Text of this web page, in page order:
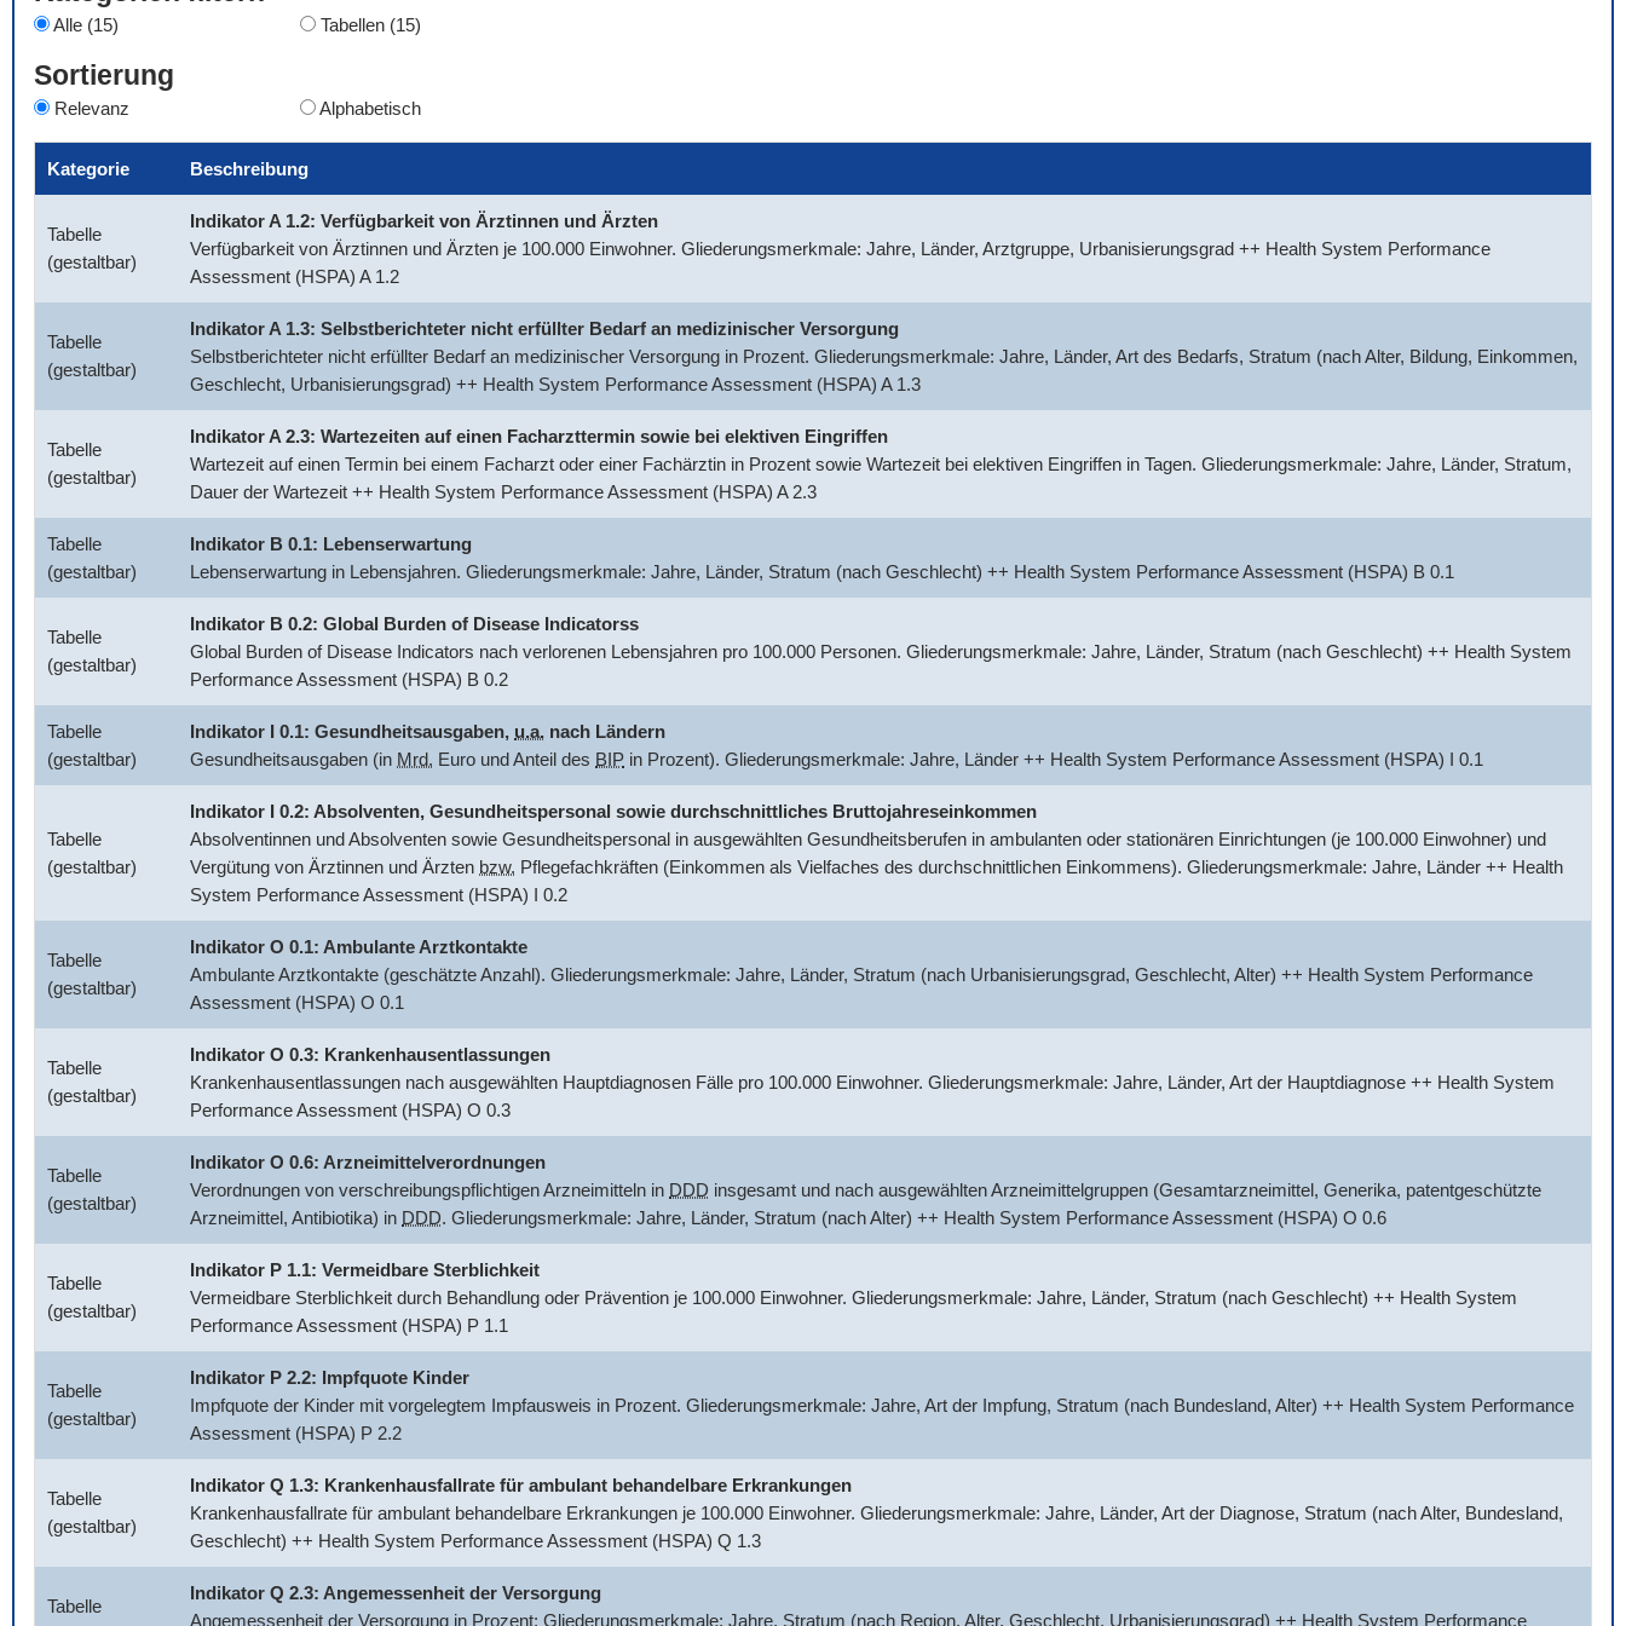
Alle (15) Tabellen (15)
Sortierung
Relevanz Alphabetisch
Kategorie Beschreibung
Tabelle
(gestaltbar)
Indikator A 1.2: Verfügbarkeit von Ärztinnen und Ärzten
Verfügbarkeit von Ärztinnen und Ärzten je 100.000 Einwohner. Gliederungsmerkmale: Jahre, Länder, Arztgruppe, Urbanisierungsgrad ++ Health System Performance
Assessment (HSPA) A 1.2
Tabelle
(gestaltbar)
Indikator A 1.3: Selbstberichteter nicht erfüllter Bedarf an medizinischer Versorgung
Selbstberichteter nicht erfüllter Bedarf an medizinischer Versorgung in Prozent. Gliederungsmerkmale: Jahre, Länder, Art des Bedarfs, Stratum (nach Alter, Bildung, Einkommen,
Geschlecht, Urbanisierungsgrad) ++ Health System Performance Assessment (HSPA) A 1.3
Tabelle
(gestaltbar)
Indikator A 2.3: Wartezeiten auf einen Facharzttermin sowie bei elektiven Eingriffen
Wartezeit auf einen Termin bei einem Facharzt oder einer Fachärztin in Prozent sowie Wartezeit bei elektiven Eingriffen in Tagen. Gliederungsmerkmale: Jahre, Länder, Stratum,
Dauer der Wartezeit ++ Health System Performance Assessment (HSPA) A 2.3
Tabelle
(gestaltbar)
Indikator B 0.1: Lebenserwartung
Lebenserwartung in Lebensjahren. Gliederungsmerkmale: Jahre, Länder, Stratum (nach Geschlecht) ++ Health System Performance Assessment (HSPA) B 0.1
Tabelle
(gestaltbar)
Indikator B 0.2: Global Burden of Disease Indicatorss
Global Burden of Disease Indicators nach verlorenen Lebensjahren pro 100.000 Personen. Gliederungsmerkmale: Jahre, Länder, Stratum (nach Geschlecht) ++ Health System
Performance Assessment (HSPA) B 0.2
Tabelle
(gestaltbar)
Indikator I 0.1: Gesundheitsausgaben, u.a. nach Ländern
Gesundheitsausgaben (in Mrd. Euro und Anteil des BIP in Prozent). Gliederungsmerkmale: Jahre, Länder ++ Health System Performance Assessment (HSPA) I 0.1
Tabelle
(gestaltbar)
Indikator I 0.2: Absolventen, Gesundheitspersonal sowie durchschnittliches Bruttojahreseinkommen
Absolventinnen und Absolventen sowie Gesundheitspersonal in ausgewählten Gesundheitsberufen in ambulanten oder stationären Einrichtungen (je 100.000 Einwohner) und
Vergütung von Ärztinnen und Ärzten bzw. Pflegefachkräften (Einkommen als Vielfaches des durchschnittlichen Einkommens). Gliederungsmerkmale: Jahre, Länder ++ Health
System Performance Assessment (HSPA) I 0.2
Tabelle
(gestaltbar)
Indikator O 0.1: Ambulante Arztkontakte
Ambulante Arztkontakte (geschätzte Anzahl). Gliederungsmerkmale: Jahre, Länder, Stratum (nach Urbanisierungsgrad, Geschlecht, Alter) ++ Health System Performance
Assessment (HSPA) O 0.1
Tabelle
(gestaltbar)
Indikator O 0.3: Krankenhausentlassungen
Krankenhausentlassungen nach ausgewählten Hauptdiagnosen Fälle pro 100.000 Einwohner. Gliederungsmerkmale: Jahre, Länder, Art der Hauptdiagnose ++ Health System
Performance Assessment (HSPA) O 0.3
Tabelle
(gestaltbar)
Indikator O 0.6: Arzneimittelverordnungen
Verordnungen von verschreibungspflichtigen Arzneimitteln in DDD insgesamt und nach ausgewählten Arzneimittelgruppen (Gesamtarzneimittel, Generika, patentgeschützte
Arzneimittel, Antibiotika) in DDD. Gliederungsmerkmale: Jahre, Länder, Stratum (nach Alter) ++ Health System Performance Assessment (HSPA) O 0.6
Tabelle
(gestaltbar)
Indikator P 1.1: Vermeidbare Sterblichkeit
Vermeidbare Sterblichkeit durch Behandlung oder Prävention je 100.000 Einwohner. Gliederungsmerkmale: Jahre, Länder, Stratum (nach Geschlecht) ++ Health System
Performance Assessment (HSPA) P 1.1
Tabelle
(gestaltbar)
Indikator P 2.2: Impfquote Kinder
Impfquote der Kinder mit vorgelegtem Impfausweis in Prozent. Gliederungsmerkmale: Jahre, Art der Impfung, Stratum (nach Bundesland, Alter) ++ Health System Performance
Assessment (HSPA) P 2.2
Tabelle
(gestaltbar)
Indikator Q 1.3: Krankenhausfallrate für ambulant behandelbare Erkrankungen
Krankenhausfallrate für ambulant behandelbare Erkrankungen je 100.000 Einwohner. Gliederungsmerkmale: Jahre, Länder, Art der Diagnose, Stratum (nach Alter, Bundesland,
Geschlecht) ++ Health System Performance Assessment (HSPA) Q 1.3
Tabelle
Indikator Q 2.3: Angemessenheit der Versorgung
Angemessenheit der Versorgung in Prozent: Gliederungsmerkmale: Jahre, Stratum (nach Region, Alter, Geschlecht, Urbanisierungsgrad) ++ Health System Performance